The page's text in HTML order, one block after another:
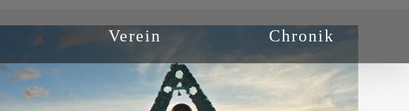
.
Verein Chronik